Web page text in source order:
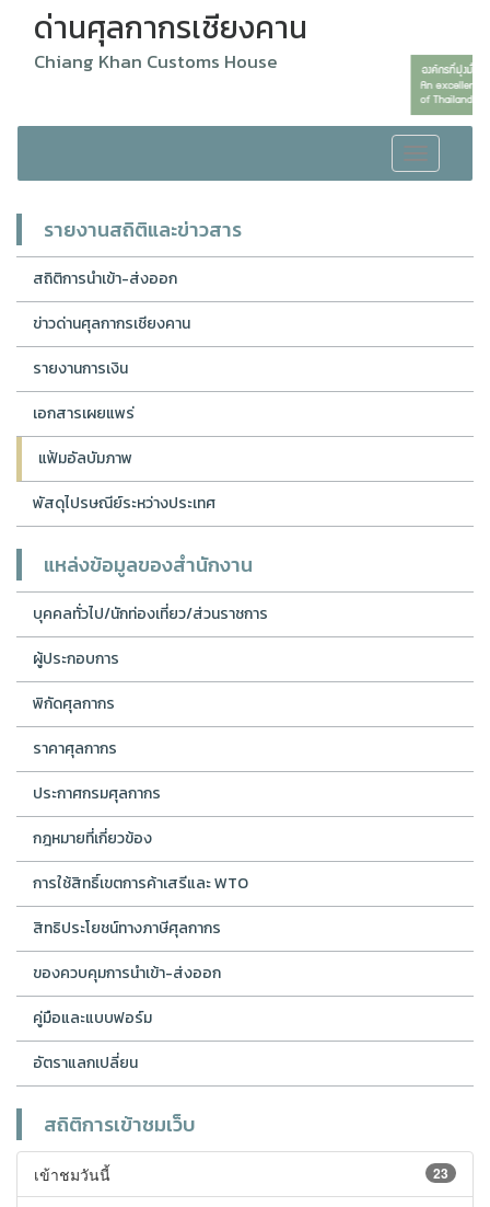
ด่านศุลกากรเชียงคาน
Chiang Khan Customs House
Toggle
navigation
รายงานสถิติและข่าวสาร
สถิติการนำเข้า-ส่งออก
ข่าวด่านศุลกากรเชียงคาน
รายงานการเงิน
เอกสารเผยแพร่
แฟ้มอัลบัมภาพ
พัสดุไปรษณีย์ระหว่างประเทศ
แหล่งข้อมูลของสำนักงาน
บุคคลทั่วไป/นักท่องเที่ยว/ส่วนราชการ
ผู้ประกอบการ
พิกัดศุลกากร
ราคาศุลกากร
ประกาศกรมศุลกากร
กฎหมายที่เกี่ยวข้อง
การใช้สิทธิ์เขตการค้าเสรีและ WTO
สิทธิประโยชน์ทางภาษีศุลกากร
ของควบคุมการนำเข้า-ส่งออก
คู่มือและแบบฟอร์ม
อัตราแลกเปลี่ยน
สถิติการเข้าชมเว็บ
23
เข้าชมวันนี้